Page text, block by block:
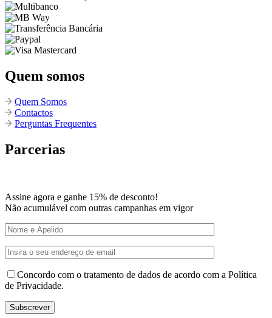
Quem somos
Quem Somos
Contactos
Perguntas Frequentes
Parcerias
Assine agora e ganhe 15% de desconto!
Não acumulável com outras campanhas em vigor
Concordo com o tratamento de dados de acordo com a Política
de Privacidade.